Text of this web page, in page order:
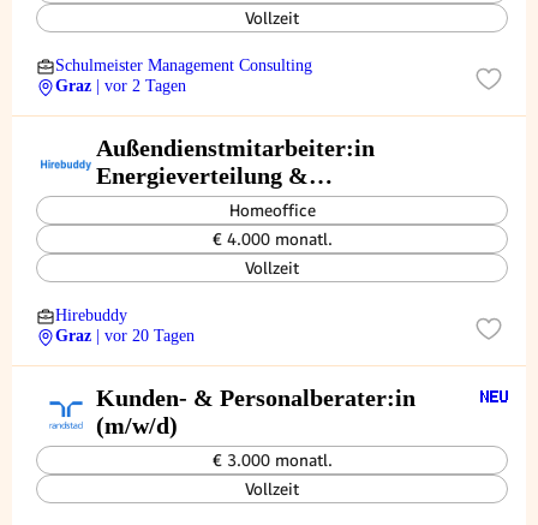
Vollzeit
Schulmeister Management Consulting
Graz
| vor 2 Tagen
Außendienstmitarbeiter:in
Energieverteilung &
GebäudetechnikHomeoffice
€ 4.000 monatl.
Vollzeit
Hirebuddy
Graz
| vor 20 Tagen
Kunden- & Personalberater:in
(m/w/d)
€ 3.000 monatl.
Vollzeit